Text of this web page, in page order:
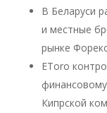
В Беларуси
и местные
рынке
EToro
Кипрской